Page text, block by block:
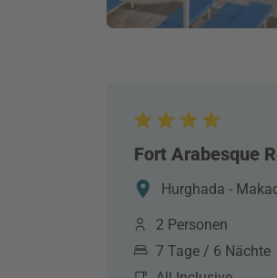
Fort Arabesque
Hurghada -
2 Personen
7 Tage / 6 Nächte